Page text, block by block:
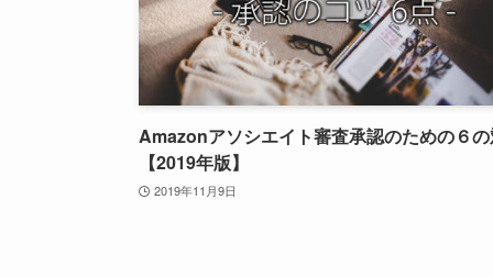
Amazonアソシエイト審査承認のための６
【2019年版】
2019年11月9日